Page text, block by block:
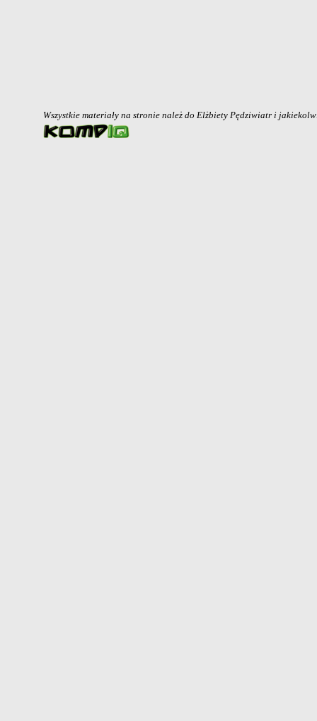
Wszystkie materiały na stronie należ do Elżbiety Pędziwiatr i